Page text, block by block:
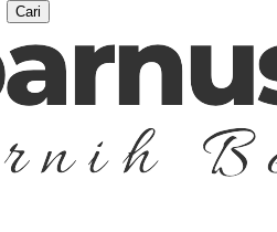
Cari